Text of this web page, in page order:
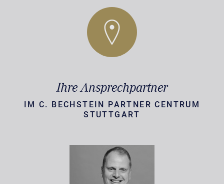
Ihre Ansprechpartner
IM C. BECHSTEIN PARTNER CENTRUM
STUTTGART